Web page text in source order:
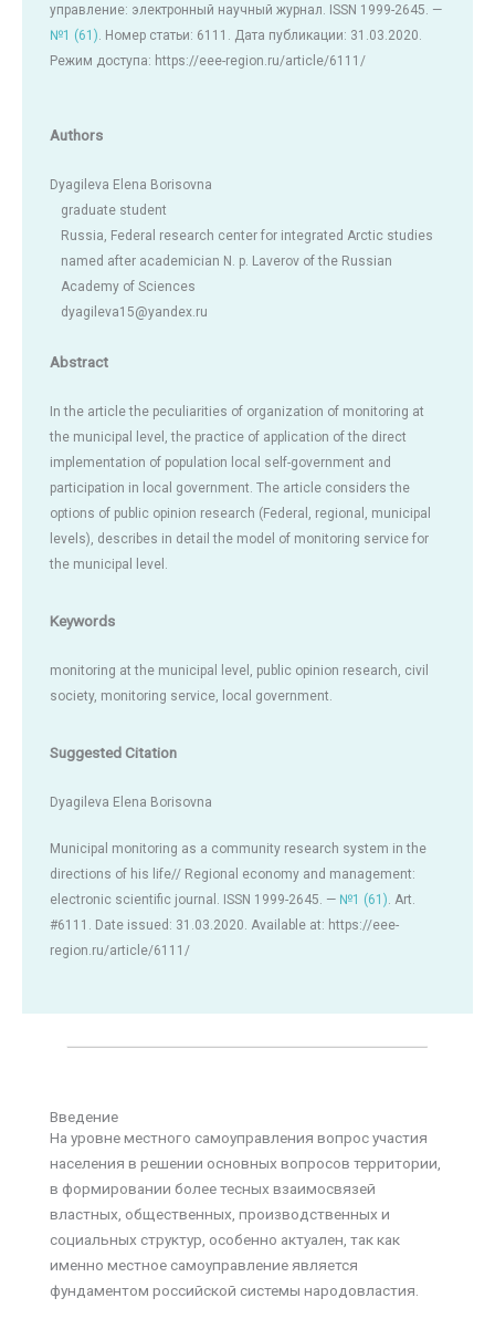
управление: электронный научный журнал. ISSN 1999-2645. —
№1 (61). Номер статьи: 6111. Дата публикации: 31.03.2020.
Режим доступа: https://eee-region.ru/article/6111/
Authors
Dyagileva Elena Borisovna
graduate student
Russia, Federal research center for integrated Arctic studies
named after academician N. p. Laverov of the Russian
Academy of Sciences
dyagileva15@yandex.ru
Abstract
In the article the peculiarities of organization of monitoring at
the municipal level, the practice of application of the direct
implementation of population local self-government and
participation in local government. The article considers the
options of public opinion research (Federal, regional, municipal
levels), describes in detail the model of monitoring service for
the municipal level.
Keywords
monitoring at the municipal level, public opinion research, civil
society, monitoring service, local government.
Suggested Citation
Dyagileva Elena Borisovna
Municipal monitoring as a community research system in the
directions of his life// Regional economy and management:
electronic scientific journal. ISSN 1999-2645. — №1 (61). Art.
#6111. Date issued: 31.03.2020. Available at: https://eee-
region.ru/article/6111/
Введение
На уровне местного самоуправления вопрос участия
населения в решении основных вопросов территории,
в формировании более тесных взаимосвязей
властных, общественных, производственных и
социальных структур, особенно актуален, так как
именно местное самоуправление является
фундаментом российской системы народовластия.